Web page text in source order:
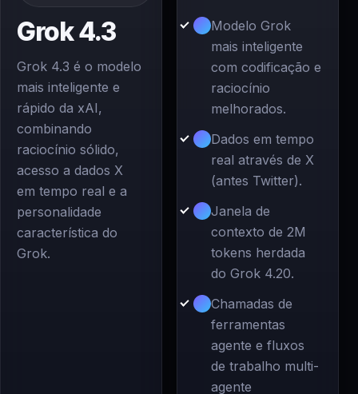
Grok 4.3
Grok 4.3 é o modelo
mais inteligente e
rápido da xAI,
combinando
raciocínio sólido,
acesso a dados X
em tempo real e a
personalidade
característica do
Grok.
Modelo Grok
mais inteligente
com codificação e
raciocínio
melhorados.
Dados em tempo
real através de X
(antes Twitter).
Janela de
contexto de 2M
tokens herdada
do Grok 4.20.
Chamadas de
ferramentas
agente e fluxos
de trabalho multi-
agente